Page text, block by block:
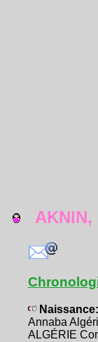
AKNIN,
Naissance:
Annaba
ALGÉRIE